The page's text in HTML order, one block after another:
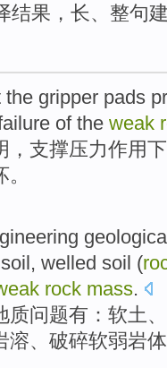
结果，长、整句
the gripper pads
of the weak
， 支撑压力作用
soil, welled soil (
rock mass.
质问题有 ： 软土、
溶、 破碎软弱岩体